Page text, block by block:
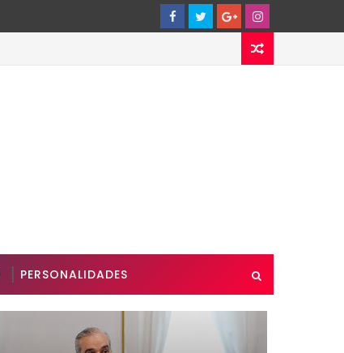
PERSONALIDADES